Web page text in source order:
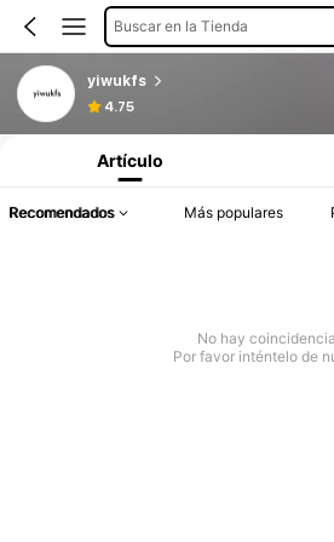
Buscar en la Tienda
yiwukfs
4.75
Artículo
Recomendados Más populares
No hay
Por favor inténtelo de